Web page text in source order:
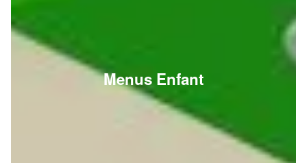
Menus Enfant